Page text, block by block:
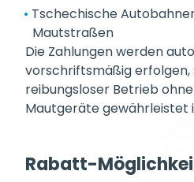
Tschechische
Mautstraßen
Die Zahlungen werden
vorschriftsmäßig erfolgen,
reibungsloser Betrieb
Mautgeräte gewährleistet
Rabatt-